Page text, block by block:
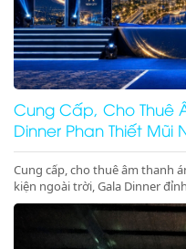
Cung Cấp, Cho Thuê
Dinner Phan Thiết Mũi
Thuận
Cung cấp, cho thuê âm thanh
kiện ngoài trời, Gala Dinner
Ninh Thuận, Ninh Chữ, Vĩnh
nhận ưu đãi lớn!